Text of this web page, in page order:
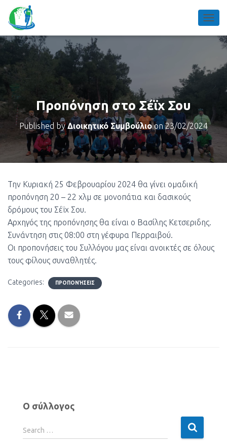
Προπόνηση στο Σέϊχ Σου
Published byΔιοικητικό Συμβούλιοon23/02/2024
Την Κυριακή 25 Φεβρουαρίου 2024 θα γίνει ομαδική
προπόνηση 20 – 22 χλμ σε μονοπάτια και δασικούς
δρόμους του Σέϊχ Σου.
Αρχηγός της προπόνησης θα είναι ο Βασίλης Κετσεριδης.
Συνάντηση στις 08:00 στη γέφυρα Περραιβού.
Οι προπονήσεις του Συλλόγου μας είναι ανοικτές σε όλους
τους φίλους συναθλητές.
Categories: ΠΡΟΠΟΝΉΣΕΙΣ
Ο σύλλογος
Search …